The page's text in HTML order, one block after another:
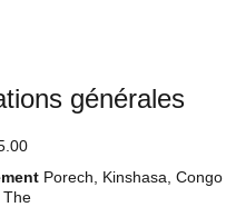
générales
Porech, Kinshasa,
The